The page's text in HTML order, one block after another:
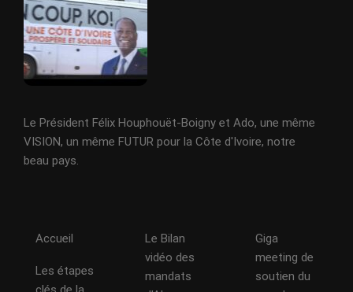
Le Président Félix Houphouët-Boigny et Ado, une même
VISION, un même FUTUR pour la Côte d'Ivoire, notre
beau pays.
Accueil
Les étapes
Le Bilan
vidéo des
mandats
Giga
meeting de
soutien du